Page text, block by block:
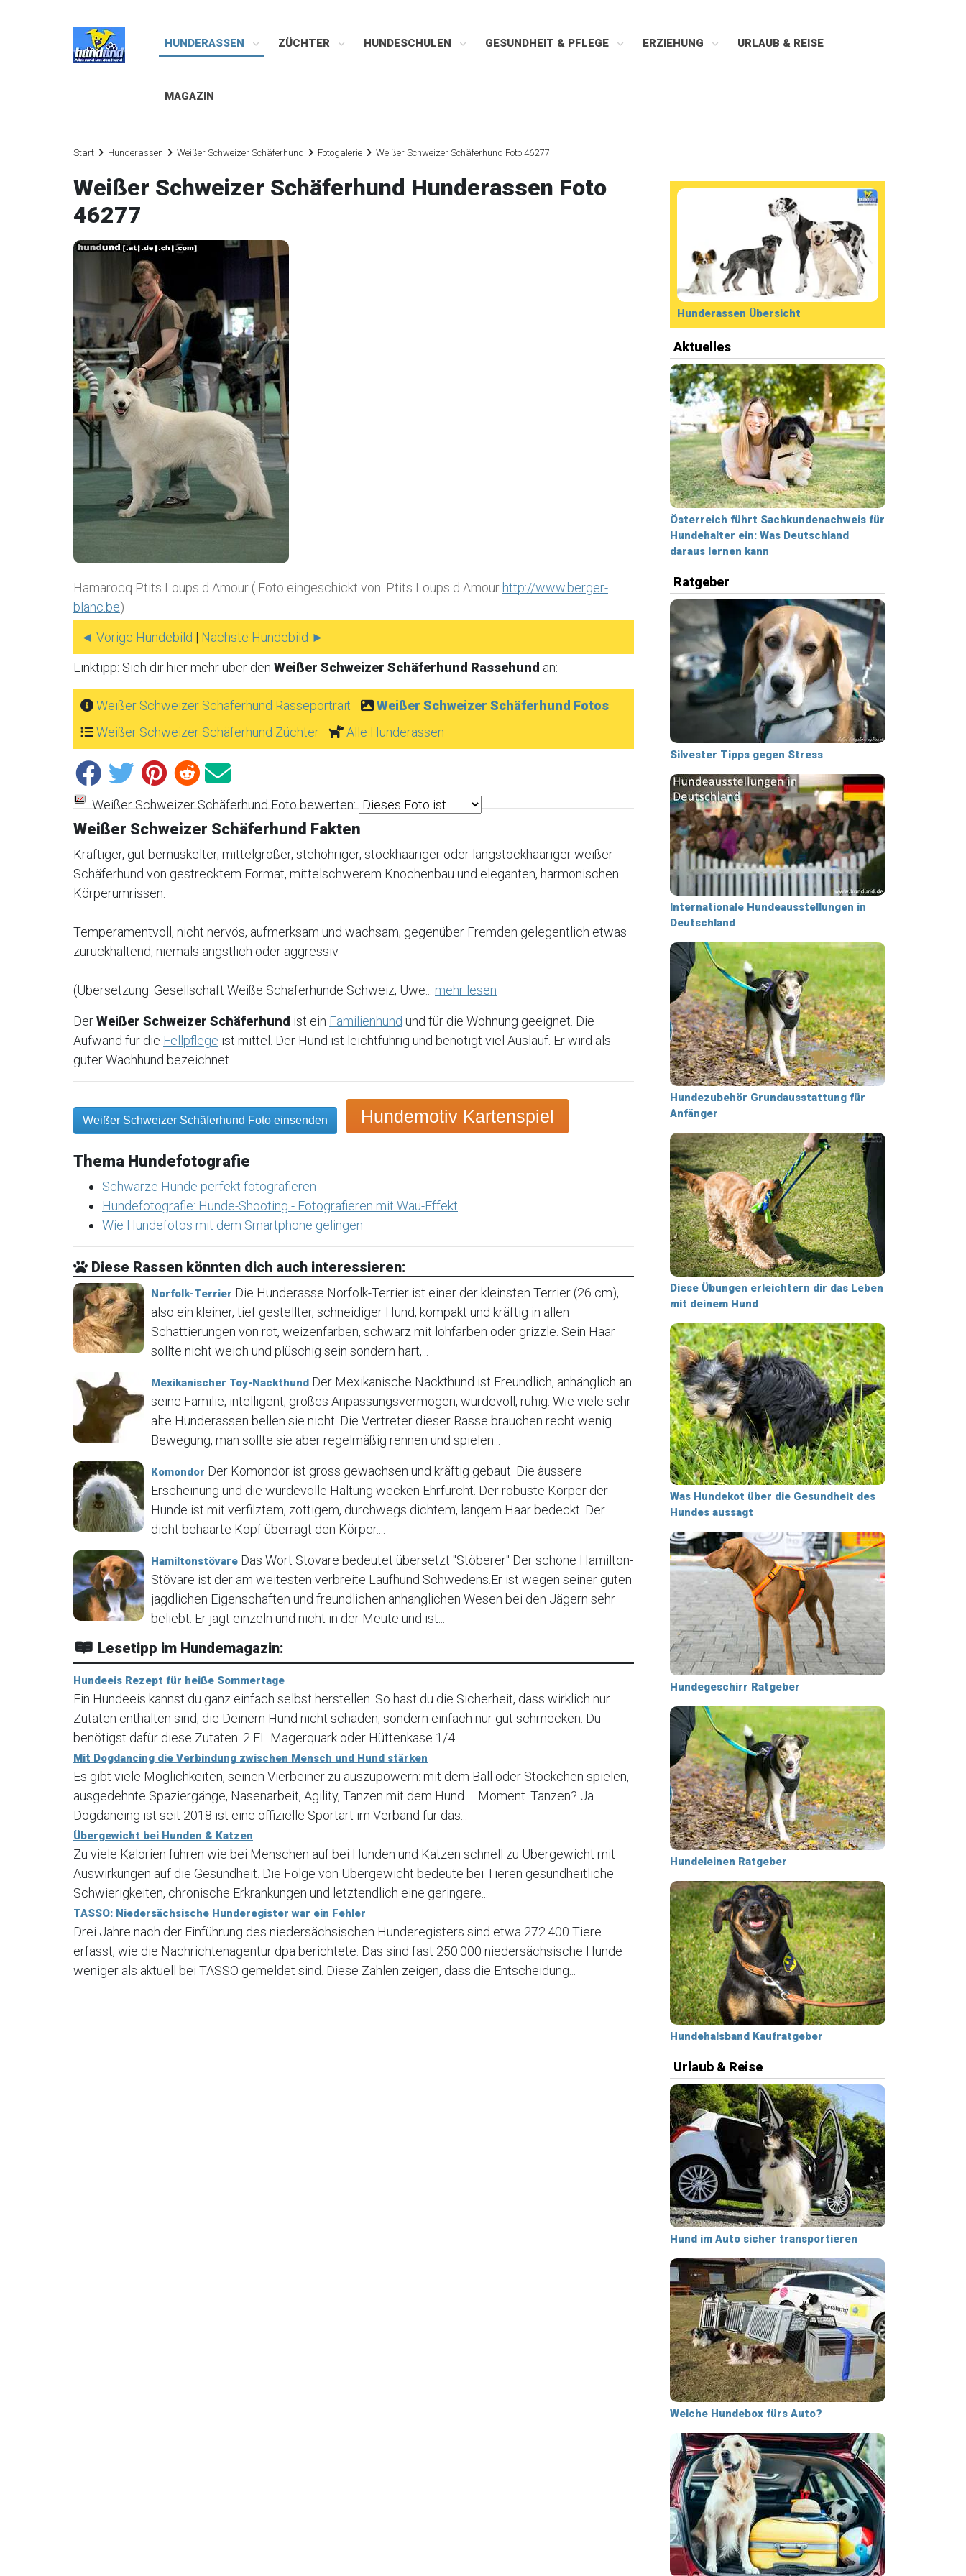
HUNDERASSEN ZÜCHTER HUNDESCHULEN GESUNDHEIT & PFLEGE ERZIEHUNG URLAUB & REISE
MAGAZIN
Start Hunderassen Weißer Schweizer Schäferhund Fotogalerie Weißer Schweizer Schäferhund Foto 46277
Weißer Schweizer Schäferhund Hunderassen Foto
46277
Hamarocq Ptits Loups d Amour ( Foto eingeschickt von: Ptits Loups d Amour http://www.berger-
blanc.be)
◄ Vorige Hundebild | Nächste Hundebild ►
Linktipp: Sieh dir hier mehr über den Weißer Schweizer Schäferhund Rassehund an:
Weißer Schweizer Schäferhund Rasseportrait
Weißer Schweizer Schäferhund Fotos
Weißer Schweizer Schäferhund Züchter
Alle Hunderassen
Weißer Schweizer Schäferhund Foto bewerten:
Weißer Schweizer Schäferhund Fakten
Kräftiger, gut bemuskelter, mittelgroßer, stehohriger, stockhaariger oder langstockhaariger weißer
Schäferhund von gestrecktem Format, mittelschwerem Knochenbau und eleganten, harmonischen
Körperumrissen.
Temperamentvoll, nicht nervös, aufmerksam und wachsam; gegenüber Fremden gelegentlich etwas
zurückhaltend, niemals ängstlich oder aggressiv.
(Übersetzung: Gesellschaft Weiße Schäferhunde Schweiz, Uwe... mehr lesen
DerWeißer Schweizer Schäferhund ist ein Familienhund und für die Wohnung geeignet. Die
Aufwand für die Fellpflege ist mittel. Der Hund ist leichtführig und benötigt viel Auslauf. Er wird als
guter Wachhund bezeichnet.
Weißer Schweizer Schäferhund Foto einsenden Hundemotiv Kartenspiel
Thema Hundefotografie
Schwarze Hunde perfekt fotografieren
Hundefotografie: Hunde-Shooting - Fotografieren mit Wau-Effekt
Wie Hundefotos mit dem Smartphone gelingen
Diese Rassen könnten dich auch interessieren:
Norfolk-Terrier Die Hunderasse Norfolk-Terrier ist einer der kleinsten Terrier (26 cm),
also ein kleiner, tief gestellter, schneidiger Hund, kompakt und kräftig in allen
Schattierungen von rot, weizenfarben, schwarz mit lohfarben oder grizzle. Sein Haar
sollte nicht weich und plüschig sein sondern hart,...
Mexikanischer Toy-Nackthund Der Mexikanische Nackthund ist Freundlich, anhänglich an
seine Familie, intelligent, großes Anpassungsvermögen, würdevoll, ruhig. Wie viele sehr
alte Hunderassen bellen sie nicht. Die Vertreter dieser Rasse brauchen recht wenig
Bewegung, man sollte sie aber regelmäßig rennen und spielen...
Komondor Der Komondor ist gross gewachsen und kräftig gebaut. Die äussere
Erscheinung und die würdevolle Haltung wecken Ehrfurcht. Der robuste Körper der
Hunde ist mit verfilztem, zottigem, durchwegs dichtem, langem Haar bedeckt. Der
dicht behaarte Kopf überragt den Körper....
Hamiltonstövare Das Wort Stövare bedeutet übersetzt "Stöberer" Der schöne Hamilton-
Stövare ist der am weitesten verbreite Laufhund Schwedens.Er ist wegen seiner guten
jagdlichen Eigenschaften und freundlichen anhänglichen Wesen bei den Jägern sehr
beliebt. Er jagt einzeln und nicht in der Meute und ist...
Lesetipp im Hundemagazin:
Hundeeis Rezept für heiße Sommertage
Ein Hundeeis kannst du ganz einfach selbst herstellen. So hast du die Sicherheit, dass wirklich nur
Zutaten enthalten sind, die Deinem Hund nicht schaden, sondern einfach nur gut schmecken. Du
benötigst dafür diese Zutaten: 2 EL Magerquark oder Hüttenkäse 1/4...
Mit Dogdancing die Verbindung zwischen Mensch und Hund stärken
Es gibt viele Möglichkeiten, seinen Vierbeiner zu auszupowern: mit dem Ball oder Stöckchen spielen,
ausgedehnte Spaziergänge, Nasenarbeit, Agility, Tanzen mit dem Hund … Moment. Tanzen? Ja.
Dogdancing ist seit 2018 ist eine offizielle Sportart im Verband für das...
Übergewicht bei Hunden & Katzen
Zu viele Kalorien führen wie bei Menschen auf bei Hunden und Katzen schnell zu Übergewicht mit
Auswirkungen auf die Gesundheit. Die Folge von Übergewicht bedeute bei Tieren gesundheitliche
Schwierigkeiten, chronische Erkrankungen und letztendlich eine geringere...
TASSO: Niedersächsische Hunderegister war ein Fehler
Drei Jahre nach der Einführung des niedersächsischen Hunderegisters sind etwa 272.400 Tiere
erfasst, wie die Nachrichtenagentur dpa berichtete. Das sind fast 250.000 niedersächsische Hunde
weniger als aktuell bei TASSO gemeldet sind. Diese Zahlen zeigen, dass die Entscheidung...
Hunderassen Übersicht
Aktuelles
Österreich führt Sachkundenachweis für
Hundehalter ein: Was Deutschland
daraus lernen kann
Ratgeber
Silvester Tipps gegen Stress
Internationale Hundeausstellungen in
Deutschland
Hundezubehör Grundausstattung für
Anfänger
Diese Übungen erleichtern dir das Leben
mit deinem Hund
Was Hundekot über die Gesundheit des
Hundes aussagt
Hundegeschirr Ratgeber
Hundeleinen Ratgeber
Hundehalsband Kaufratgeber
Urlaub & Reise
Hund im Auto sicher transportieren
Welche Hundebox fürs Auto?